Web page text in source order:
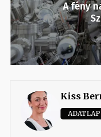
A fény
Kiss
ADATLAP